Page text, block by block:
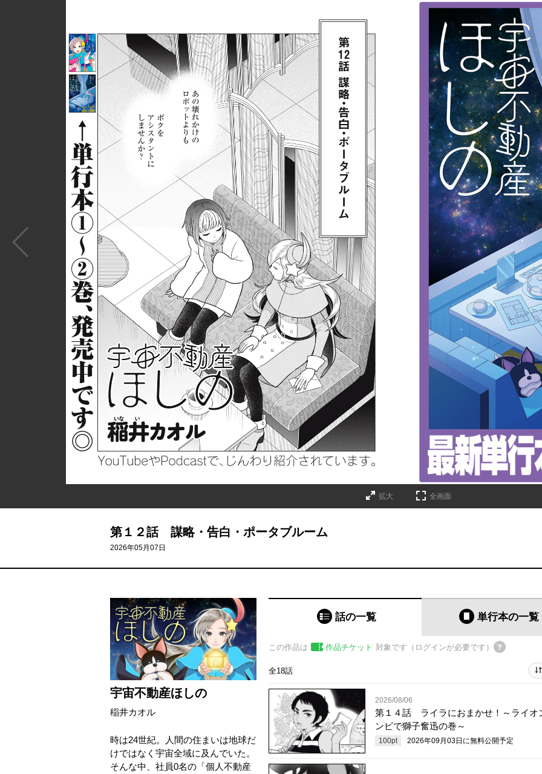
拡大 全画面
第１２話 謀略・告白・ポータブルーム
2026年05月07日
宇宙不動産ほしの
稲井カオル
時は24世紀。人間の住まいは地球だ
けではなく宇宙全域に及んでいた。
そんな中、社員0名の「個人不動産
話の一覧 単行本の一覧
この作品は 作品チケット 対象です（ログインが必要です）
全18話
2026/08/06
第１４話 ライラにおまかせ！～ライオ
ンビで獅子奮迅の巻～
100pt 2026年09月03日 に無料公開予定